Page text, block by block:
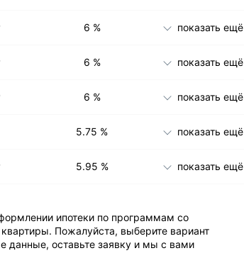
6 % показать ещё
6 % показать ещё
6 % показать ещё
5.75 % показать ещё
5.95 % показать ещё
ипотеки по программам со
Пожалуйста, выберите вариант
данные, оставьте заявку и мы с вами